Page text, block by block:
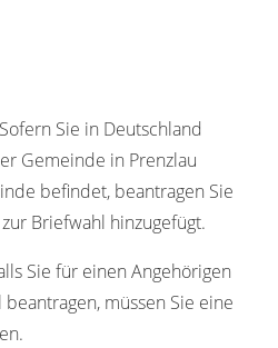
Sie in Deutschland
Gemeinde in Prenzlau
befindet, beantragen Sie
Briefwahl hinzugefügt.
Sie für einen Angehörigen
müssen Sie eine